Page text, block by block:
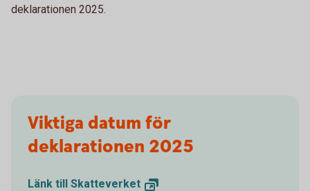
deklarationen 2025.
Viktiga datum för
deklarationen 2025
Länk till Skatteverket